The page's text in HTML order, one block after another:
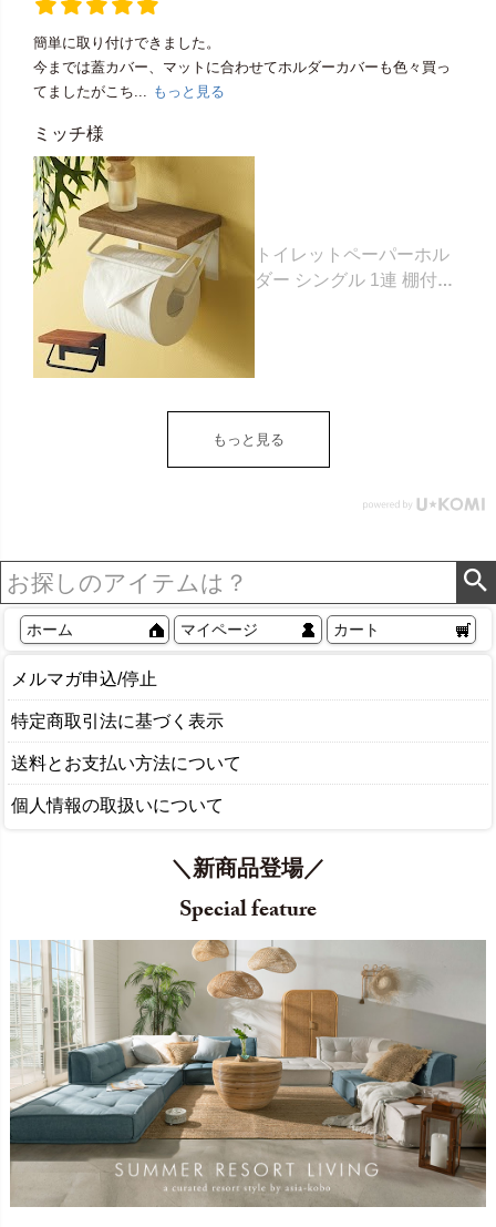
簡単に取り付けできました。
今までは蓋カバー、マットに合わせてホルダーカバーも色々買っ
てましたがこち...
もっと見る
ミッチ様
トイレットペーパーホル
ダー シングル 1連 棚付き
ダー 収納 DIY アンティー
ク ヴィンテージ ナチュラ
リア アジアン [84302] ホ
もっと見る
ホーム マイページ カート
メルマガ申込/停止
特定商取引法に基づく表示
送料とお支払い方法について
個人情報の取扱いについて
＼新商品登場／
Special feature